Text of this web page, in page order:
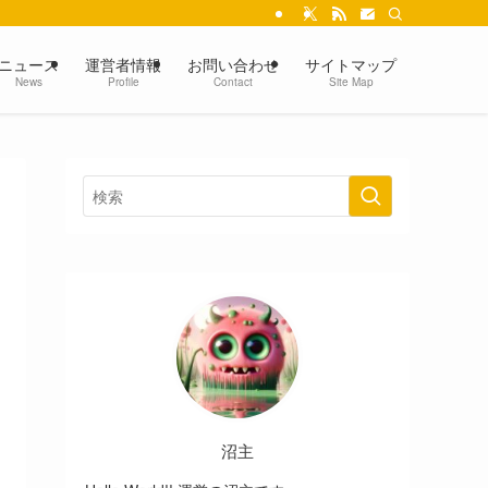
ニュース
News
運営者情報
Profile
お問い合わせ
Contact
サイトマップ
Site Map
沼主